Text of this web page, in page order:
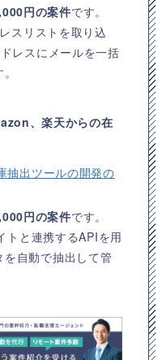
円の案件です。
スリストを取り込
レスにメールを一括
、楽天からの在
抽出ツールの開発の
円の案件です。
トと連携するAPIを用
自動で抽出して管